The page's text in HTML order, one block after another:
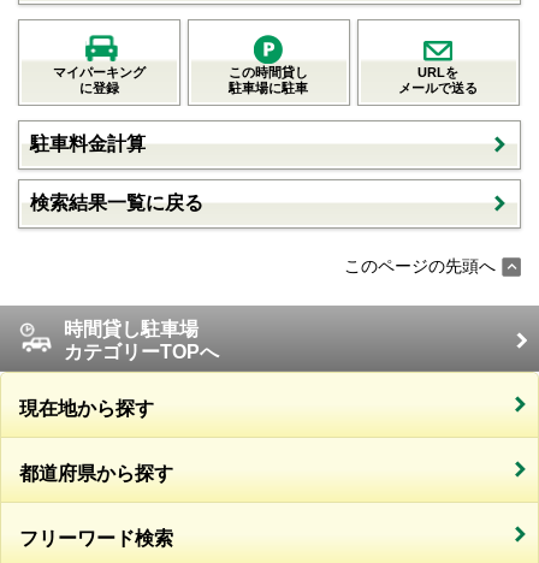
マイパーキング
に登録
この時間貸し
駐車場に駐車
URLを
メールで送る
駐車料金計算
検索結果一覧に戻る
このページの先頭へ
時間貸し駐車場
カテゴリーTOPへ
現在地から探す
都道府県から探す
フリーワード検索